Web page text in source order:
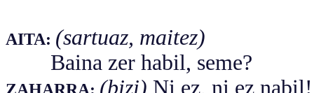
AITA: (sartuaz, maitez)
Baina zer habil, seme?
ZAHARRA: (bizi) Ni ez, ni ez nabil!